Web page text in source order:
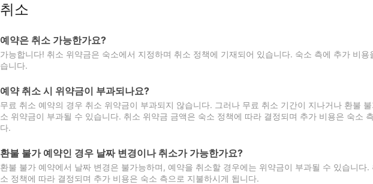
취소
예약은 취소 가능한가요?
가능합니다! 취소 위약금은 숙소에서 지정하며 취소 정책에 기재되어 있습니다. 숙소 측에 추가 비용
습니다.
예약 취소 시 위약금이 부과되나요?
무료 취소 예약의 경우 취소 위약금이 부과되지 않습니다. 그러나 무료 취소 기간이 지나거나 환불
소 위약금이 부과될 수 있습니다. 취소 위약금 금액은 숙소 정책에 따라 결정되며 추가 비용은 숙소
다.
환불 불가 예약인 경우 날짜 변경이나 취소가 가능한가요?
환불 불가 예약에서 날짜 변경은 불가능하며, 예약을 취소할 경우에는 위약금이 부과될 수 있습니다.
소 정책에 따라 결정되며 추가 비용은 숙소 측으로 지불하시게 됩니다.